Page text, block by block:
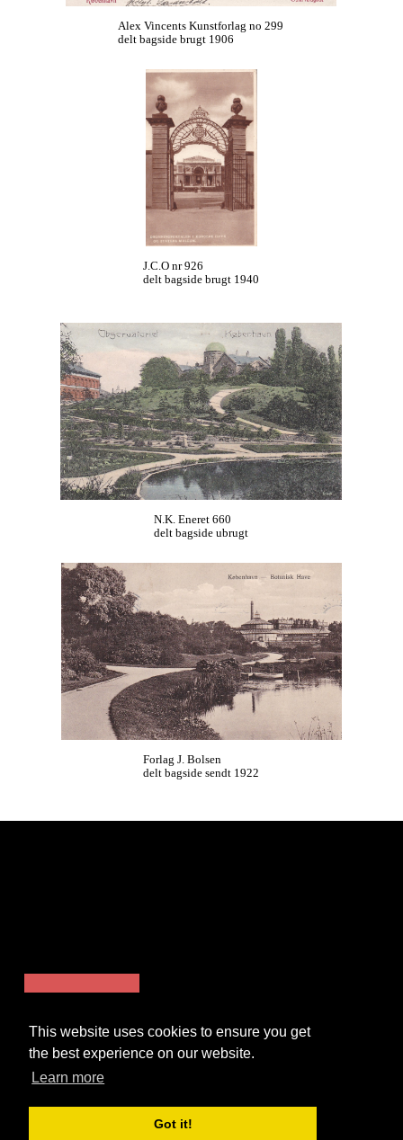
This website uses cookies to ensure you get
the best experience on our website.
Learn more
Got it!
Alex Vincents Kunstforlag no 299
delt bagside brugt 1906
J.C.O nr 926
delt bagside brugt 1940
N.K. Eneret 660
delt bagside ubrugt
Forlag J. Bolsen
delt bagside sendt 1922